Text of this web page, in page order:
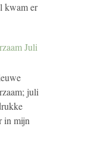
kwam er
Juli
juli
in mijn